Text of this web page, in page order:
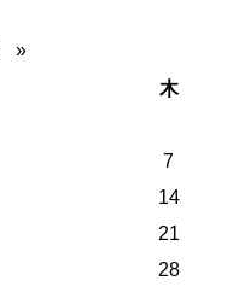
»
木
7
14
21
28